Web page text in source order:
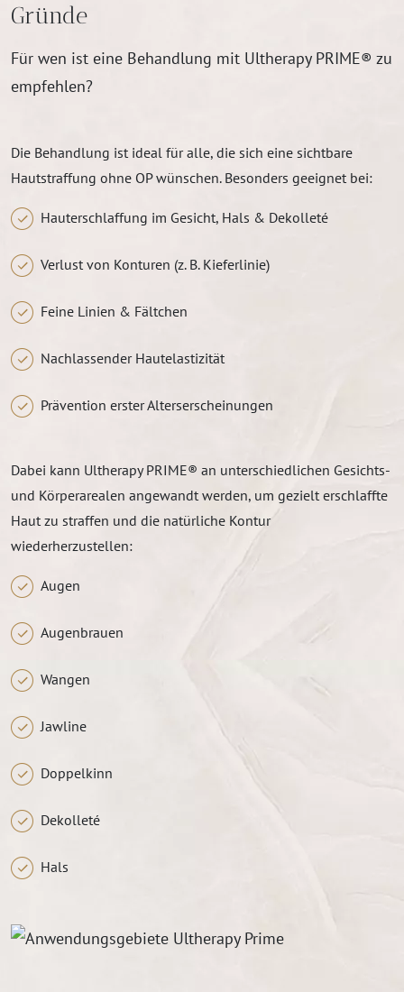
Gründe
Für wen ist eine Behandlung mit Ultherapy PRIME® zu
empfehlen?
Die Behandlung ist ideal für alle, die sich eine sichtbare
Hautstraffung ohne OP wünschen. Besonders geeignet bei:
Hauterschlaffung im Gesicht, Hals & Dekolleté
Verlust von Konturen (z. B. Kieferlinie)
Feine Linien & Fältchen
Nachlassender Hautelastizität
Prävention erster Alterserscheinungen
Dabei kann Ultherapy PRIME® an unterschiedlichen Gesichts-
und Körperarealen angewandt werden, um gezielt erschlaffte
Haut zu straffen und die natürliche Kontur
wiederherzustellen:
Augen
Augenbrauen
Wangen
Jawline
Doppelkinn
Dekolleté
Hals